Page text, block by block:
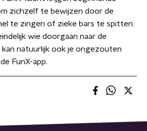
zichzelf te bewijzen door de
te zingen of zieke bars te spitten.
wie doorgaan naar de
natuurlijk ook je ongezouten
FunX-app.